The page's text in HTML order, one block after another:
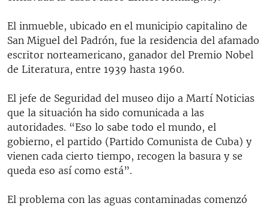
El inmueble, ubicado en el municipio capitalino de
San Miguel del Padrón, fue la residencia del afamado
escritor norteamericano, ganador del Premio Nobel
de Literatura, entre 1939 hasta 1960.
El jefe de Seguridad del museo dijo a Martí Noticias
que la situación ha sido comunicada a las
autoridades. “Eso lo sabe todo el mundo, el
gobierno, el partido (Partido Comunista de Cuba) y
vienen cada cierto tiempo, recogen la basura y se
queda eso así como está”.
El problema con las aguas contaminadas comenzó